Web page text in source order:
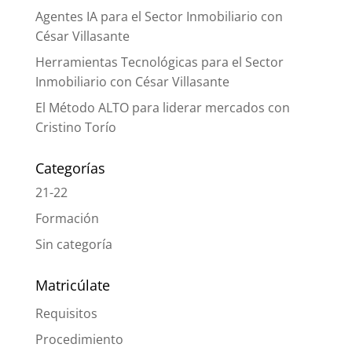
Agentes IA para el Sector Inmobiliario con
César Villasante
Herramientas Tecnológicas para el Sector
Inmobiliario con César Villasante
El Método ALTO para liderar mercados con
Cristino Torío
Categorías
21-22
Formación
Sin categoría
Matricúlate
Requisitos
Procedimiento